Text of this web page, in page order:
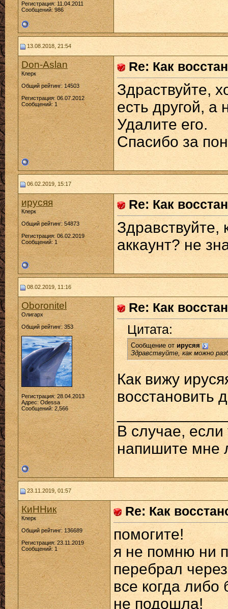
Регистрация: 11.04.2011
Сообщений: 986
13.08.2018, 21:54
Don-Aslan
Клерк
Общий рейтинг: 14503
Регистрация: 06.07.2012
Сообщений: 1
Re: Как
Здраствуйте,
есть другой, а
Удалите его.
Спасибо за
06.02.2019, 15:17
ирусяя
Клерк
Общий рейтинг: 54873
Регистрация: 06.02.2019
Сообщений: 1
Re: Как
Здравствуйте,
аккаунт? не
08.02.2019, 11:16
Oboronitel
Олигарх
Общий рейтинг: 353
Регистрация: 28.04.2013
Адрес: Odessa
Сообщений: 2,566
Re: Как
Цитата:
Сообщение отирусяя
Здравствуйте, как можно
Как вижу
восстановить
В случае,
напишите мне
23.11.2019, 01:57
КиННик
Клерк
Общий рейтинг: 136689
Регистрация: 23.11.2019
Сообщений: 1
Re: Как
помогите!
я не помню ни
перебрал
все когда
не подошла!